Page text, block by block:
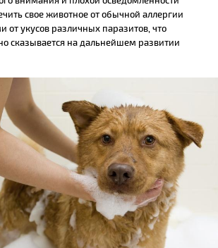
свое животное от обычной аллергии
от укусов различных паразитов, что
сказывается на дальнейшем развитии